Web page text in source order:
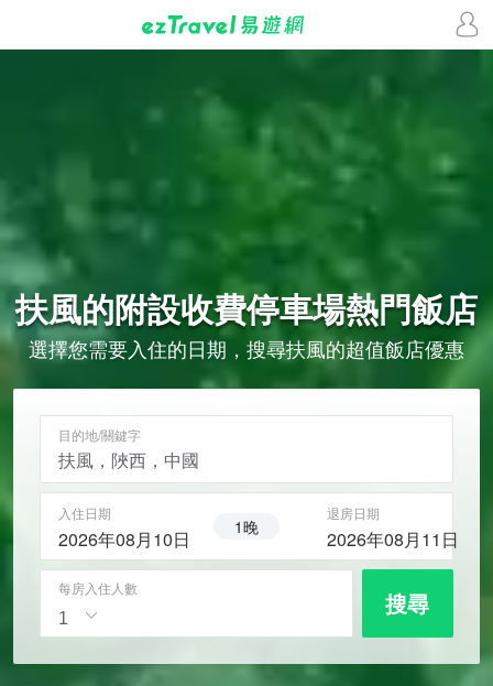
扶風的附設收費停車場熱門飯店
選擇您需要入住的日期，搜尋扶風的超值飯店優惠
目的地/關鍵字
入住日期
2026年08月10日 1晚
退房日期
2026年08月11日
每房入住人數 搜尋